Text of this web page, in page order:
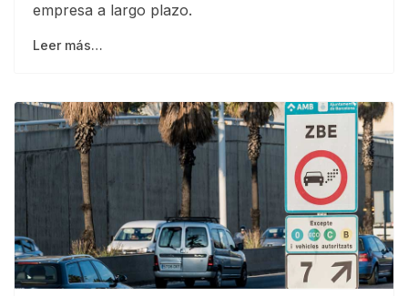
empresa a largo plazo.
Leer más…